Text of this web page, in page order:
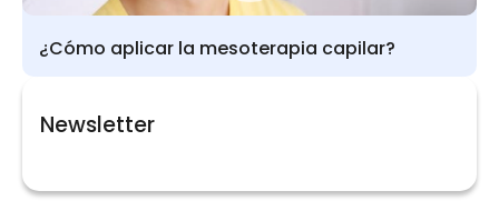
¿Cómo aplicar la mesoterapia capilar?
Newsletter